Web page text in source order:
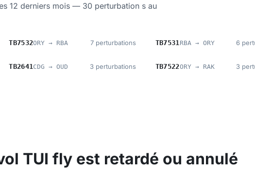
12 derniers mois — 30 perturbation s au
TB7532ORY → RBA 7 perturbations TB7531 RBA → ORY 6
TB2641 CDG → OUD 3 perturbations TB7522ORY → RAK 3
TUI fly est retardé ou annulé